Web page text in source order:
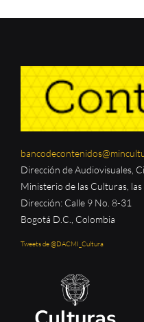
Dirección de Audiovisuales,
Ministerio de las Culturas,
Dirección: Calle 9 No. 8-31
Bogotá D.C., Colombia
Tweets de @DACMI_Cultura